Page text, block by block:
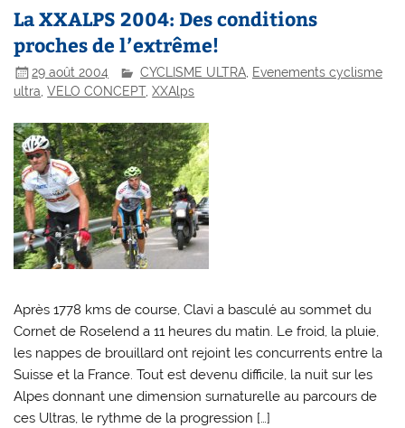
La XXALPS 2004: Des conditions
proches de l’extrême!
29 août 2004 CYCLISME ULTRA Evenements cyclisme
ultra,VELO CONCEPT,XXAlps
Après 1778 kms de course, Clavi a basculé au sommet du
Cornet de Roselend a 11 heures du matin. Le froid, la pluie,
les nappes de brouillard ont rejoint les concurrents entre la
Suisse et la France. Tout est devenu difficile, la nuit sur les
Alpes donnant une dimension surnaturelle au parcours de
ces Ultras, le rythme de la progression […]